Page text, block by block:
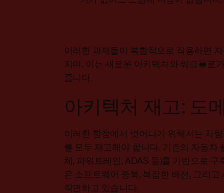
이러한 과제들이 복합적으로 작용하면
지며, 이는 새로운 아키텍처와 워크플로
줍니다.
아키텍처 재고: 도
이러한 함정에서 벗어나기 위해서는 차
를 모두 재고해야 합니다. 기존의 자동차
체, 파워트레인, ADAS 등)를 기반으로
은 소프트웨어 중복, 복잡한 배선, 그리
직면하고 있습니다.